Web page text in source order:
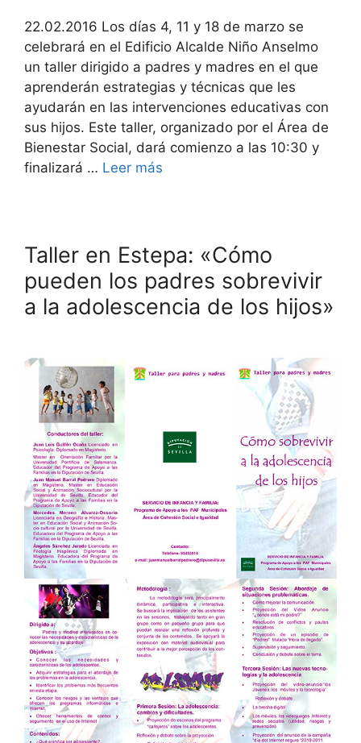
22.02.2016 Los días 4, 11 y 18 de marzo se
celebrará en el Edificio Alcalde Niño Anselmo
un taller dirigido a padres y madres en el que
aprenderán estrategias y técnicas que les
ayudarán en las intervenciones educativas con
sus hijos. Este taller, organizado por el Área de
Bienestar Social, dará comienzo a las 10:30 y
finalizará … Leer más
Taller en Estepa: «Cómo
pueden los padres sobrevivir
a la adolescencia de los hijos»